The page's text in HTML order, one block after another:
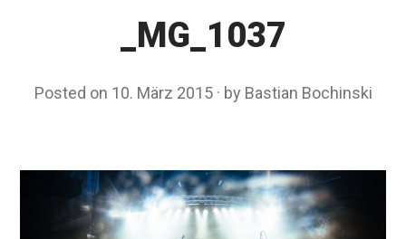
_MG_1037
Posted on 10. März 2015 by Bastian Bochinski